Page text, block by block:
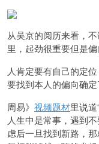
从吴京的阅历来看，
里，起劲很重要但是偏
人肯定要有自己的定
要找到本人的偏向确
周易》 视频题材里说
人生中是常事，遇到
虑后一旦找到新路，